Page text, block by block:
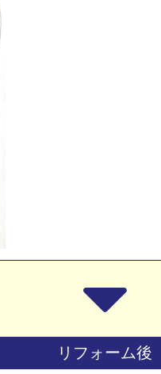
リフォーム後